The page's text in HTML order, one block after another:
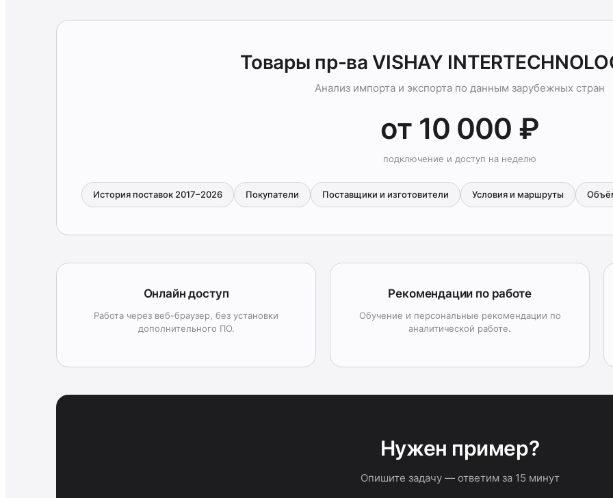
Товары пр-ва VISHAY
Анализ импорта и экспорта по данным зарубежных стран
от 10 000 ₽
подключение и доступ на неделю
История поставок 2017–2026 Покупатели Поставщики и изготовители Условия и маршруты
Онлайн доступ
Работа через веб-браузер, без установки
дополнительного ПО.
Рекомендации по работе
Обучение и персональные рекомендации по
аналитической работе.
Нужен пример?
Опишите задачу — ответим за 15 минут